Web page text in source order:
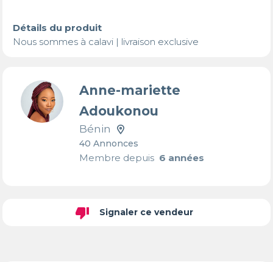
Détails du produit
Nous sommes à calavi | livraison exclusive
Anne-mariette
Adoukonou
Bénin
40 Annonces
Membre depuis6 années
thumb_down Signaler ce vendeur